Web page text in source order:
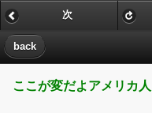
back
次
ここが変だよアメリカ